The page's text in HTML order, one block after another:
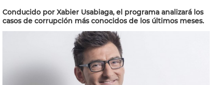
Conducido por Xabier Usabiaga, el programa analizará los
casos de corrupción más conocidos de los últimos meses.